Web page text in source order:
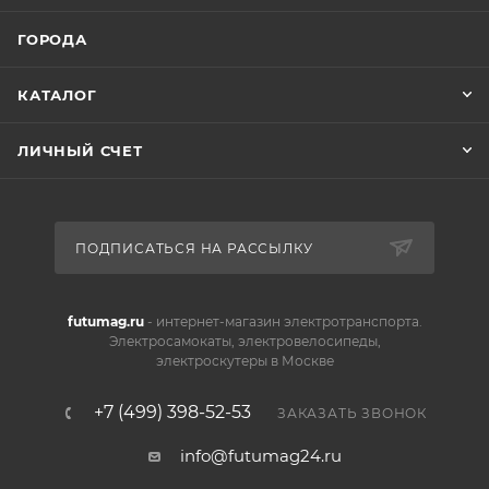
ГОРОДА
КАТАЛОГ
ЛИЧНЫЙ СЧЕТ
ПОДПИСАТЬСЯ НА РАССЫЛКУ
futumag.ru- интернет-магазин электротранспорта.
Электросамокаты, электровелосипеды,
электроскутеры в Москве
+7 (499) 398-52-53 ЗАКАЗАТЬ ЗВОНОК
info@futumag24.ru